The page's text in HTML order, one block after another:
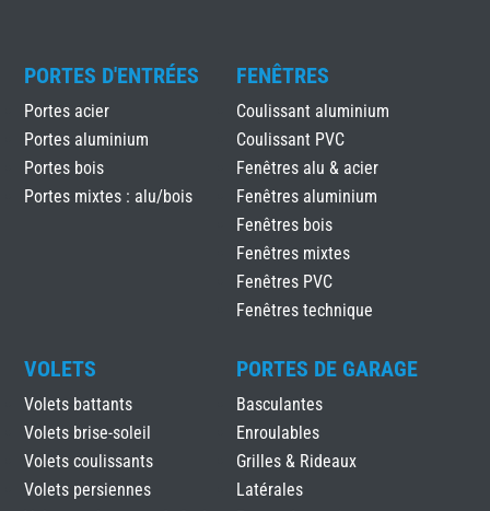
PORTES D'ENTRÉES
Portes acier
Portes aluminium
Portes bois
Portes mixtes : alu/bois
FENÊTRES
Coulissant aluminium
Coulissant PVC
Fenêtres alu & acier
Fenêtres aluminium
Fenêtres bois
Fenêtres mixtes
Fenêtres PVC
Fenêtres technique
VOLETS
Volets battants
Volets brise-soleil
Volets coulissants
Volets persiennes
PORTES DE GARAGE
Basculantes
Enroulables
Grilles & Rideaux
Latérales